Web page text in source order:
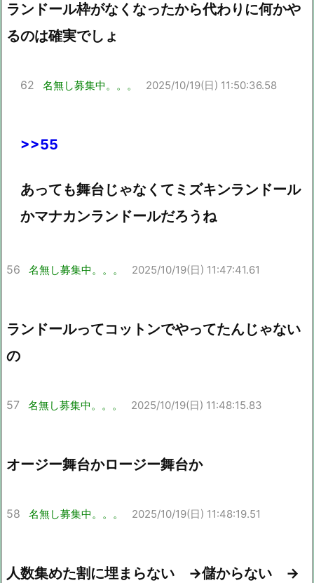
ランドール枠がなくなったから代わりに何かや
るのは確実でしょ
62 名無し募集中。。。 2025/10/19(日) 11:50:36.58
>>55
あっても舞台じゃなくてミズキンランドール
かマナカンランドールだろうね
56 名無し募集中。。。 2025/10/19(日) 11:47:41.61
ランドールってコットンでやってたんじゃない
の
57 名無し募集中。。。 2025/10/19(日) 11:48:15.83
オージー舞台かロージー舞台か
58 名無し募集中。。。 2025/10/19(日) 11:48:19.51
人数集めた割に埋まらない →儲からない →